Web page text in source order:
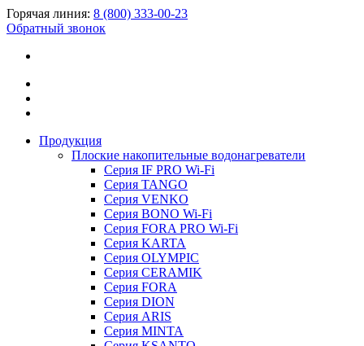
Горячая линия: 8 (800) 333-00-23
Обратный звонок
Продукция
Плоские накопительные водонагреватели
Серия IF PRO Wi-Fi
Серия TANGO
Серия VENKO
Серия BONO Wi-Fi
Серия FORA PRO Wi-Fi
Серия KARTA
Серия OLYMPIC
Серия CERAMIK
Серия FORA
Серия DION
Серия ARIS
Серия MINTA